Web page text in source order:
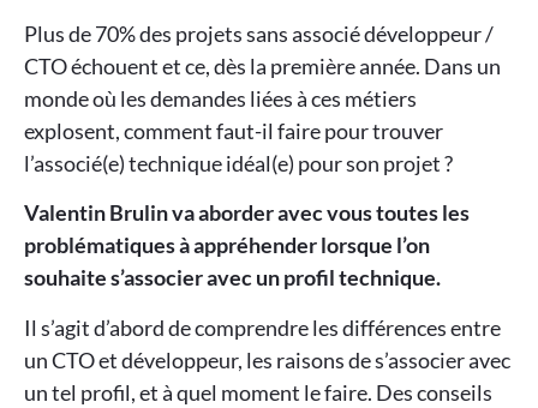
Plus de 70% des projets sans associé développeur /
CTO échouent et ce, dès la première année. Dans un
monde où les demandes liées à ces métiers
explosent, comment faut-il faire pour trouver
l’associé(e) technique idéal(e) pour son projet ?
Valentin Brulin va aborder avec vous toutes les
problématiques à appréhender lorsque l’on
souhaite s’associer avec un profil technique.
Il s’agit d’abord de comprendre les différences entre
un CTO et développeur, les raisons de s’associer avec
un tel profil, et à quel moment le faire. Des conseils